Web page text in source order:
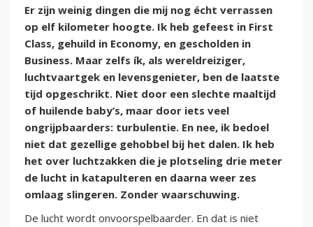
Er zijn weinig dingen die mij nog écht verrassen
op elf kilometer hoogte. Ik heb gefeest in First
Class, gehuild in Economy, en gescholden in
Business. Maar zelfs ík, als wereldreiziger,
luchtvaartgek en levensgenieter, ben de laatste
tijd opgeschrikt. Niet door een slechte maaltijd
of huilende baby’s, maar door iets veel
ongrijpbaarders: turbulentie. En nee, ik bedoel
niet dat gezellige gehobbel bij het dalen. Ik heb
het over luchtzakken die je plotseling drie meter
de lucht in katapulteren en daarna weer zes
omlaag slingeren. Zonder waarschuwing.
De lucht wordt onvoorspelbaarder. En dat is niet